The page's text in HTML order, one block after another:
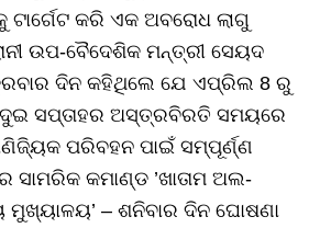
ଟାର୍ଗେଟ କରି ଏକ ଅବରୋଧ ଲାଗୁ
ଉପ-ବୈଦେଶିକ ମନ୍ତ୍ରୀ ସେୟଦ
ଦିନ କହିଥିଲେ ଯେ ଏପ୍ରିଲ 8 ରୁ
ସପ୍ତାହର ଅସ୍ତ୍ରବିରତି ସମୟରେ
ପରିବହନ ପାଇଁ ସମ୍ପୂର୍ଣ୍ଣ
ସାମରିକ କମାଣ୍ଡ ’ଖାତାମ ଅଲ-
ମୁଖ୍ୟାଳୟ’ – ଶନିବାର ଦିନ ଘୋଷଣା